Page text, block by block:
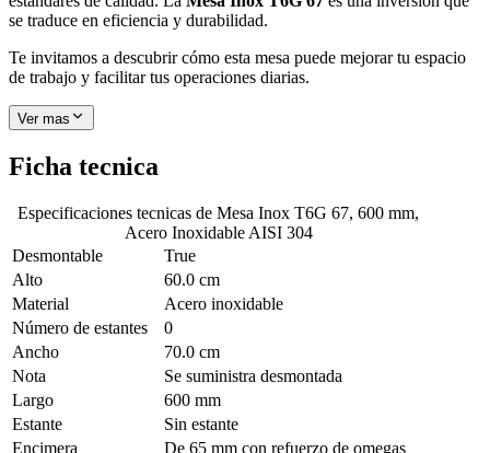
se traduce en eficiencia y durabilidad.
Te invitamos a descubrir cómo esta mesa puede mejorar tu espacio
de trabajo y facilitar tus operaciones diarias.
Ver mas
Ficha tecnica
Especificaciones tecnicas de Mesa Inox T6G 67, 600 mm,
Acero Inoxidable AISI 304
Desmontable
True
Alto
60.0 cm
Material
Acero inoxidable
Número de estantes
0
Ancho
70.0 cm
Nota
Se suministra desmontada
Largo
600 mm
Estante
Sin estante
Encimera
De 65 mm con refuerzo de omegas